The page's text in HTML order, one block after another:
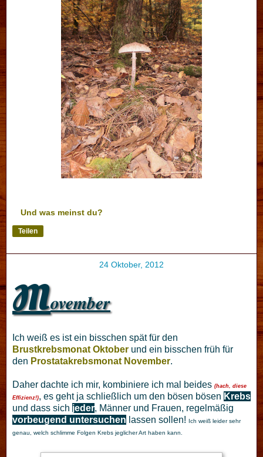
Und was meinst du?
Teilen
24 Oktober, 2012
Movember
Ich weiß es ist ein bisschen spät für den
Brustkrebsmonat Oktober und ein bisschen früh für
den Prostatakrebsmonat November.
Daher dachte ich mir, kombiniere ich mal beides (hach, diese
Effizienz!), es geht ja schließlich um den bösen bösen Krebs
und dass sich jeder, Männer und Frauen, regelmäßig
vorbeugend untersuchen lassen sollen! Ich weiß leider sehr
genau, welch schlimme Folgen Krebs jeglicher Art haben kann.